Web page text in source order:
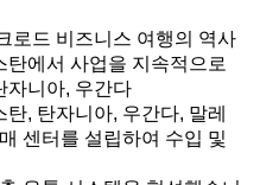
로드 비즈니스 여행의 역사
에서 사업을 지속적으로
자니아, 우간다
, 탄자니아, 우간다, 말레
센터를 설립하여 수입 및